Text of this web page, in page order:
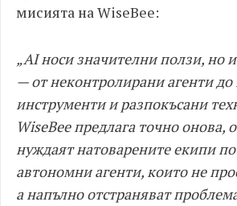
мисията на WiseBee:
„AI носи значителни ползи, но
— от неконтролирани агенти
инструменти и разпокъсани
WiseBee предлага точно онова,
нуждаят натоварените екипи
автономни агенти, които не
а напълно отстраняват